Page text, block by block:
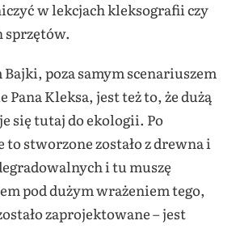
w lekcjach kleksografii czy
sprzętów.
poza samym scenariuszem
Pana Kleksa, jest też to, że dużą
się tutaj do ekologii. Po
to stworzone zostało z drewna i
i tu muszę
pod dużym wrażeniem tego,
zaprojektowane – jest